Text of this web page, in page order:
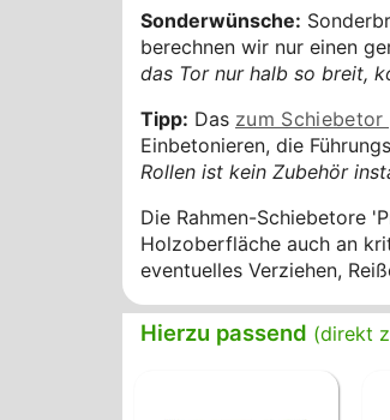
Sonderwünsche:
berechnen wir nur einen
das Tor nur halb so breit,
Tipp: Das zum Schiebetor
Einbetonieren, die
Rollen ist kein Zubehör
Die Rahmen-Schiebetore
Holzoberfläche auch an
eventuelles Verziehen,
Hierzu passend (direkt